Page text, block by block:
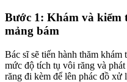
Bước 1: Khám và
mảng bám
Bác sĩ sẽ tiến hành thăm
mức độ tích tụ vôi răng và
răng đi kèm để lên phác đồ xử